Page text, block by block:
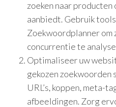
zoeken naar producten
aanbiedt. Gebruik
Zoekwoordplanner om
concurrentie te
Optimaliseer uw
gekozen zoekwoorden
URL’s, koppen, meta-
afbeeldingen. Zorg